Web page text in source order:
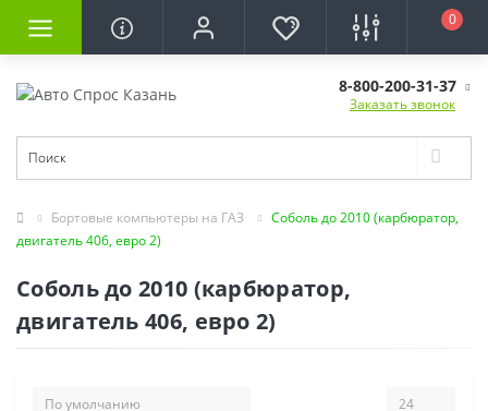
0
8-800-200-31-37
Заказать звонок
Бортовые компьютеры на ГАЗ
Соболь до 2010 (карбюратор,
двигатель 406, евро 2)
Соболь до 2010 (карбюратор,
двигатель 406, евро 2)